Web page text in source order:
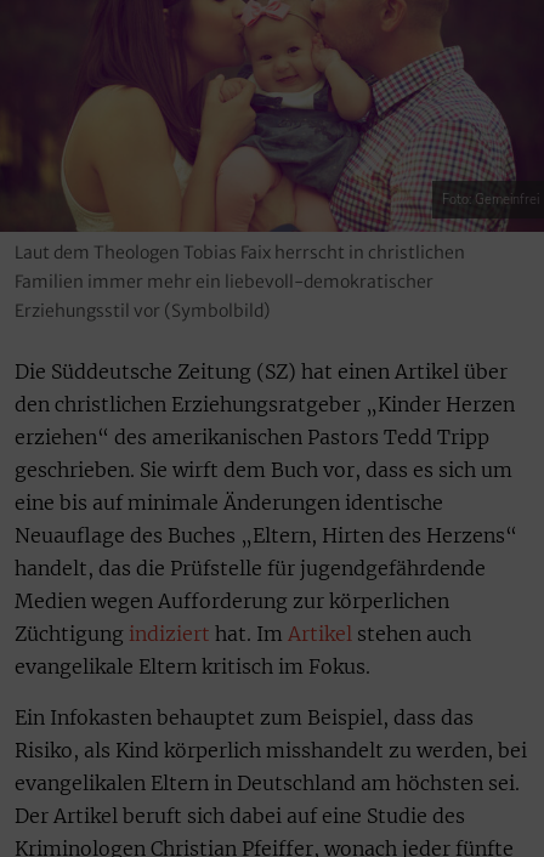
Foto: Gemeinfrei
Laut dem Theologen Tobias Faix herrscht in christlichen
Familien immer mehr ein liebevoll-demokratischer
Erziehungsstil vor (Symbolbild)
Die Süddeutsche Zeitung (SZ) hat einen Artikel über
den christlichen Erziehungsratgeber „Kinder Herzen
erziehen“ des amerikanischen Pastors Tedd Tripp
geschrieben. Sie wirft dem Buch vor, dass es sich um
eine bis auf minimale Änderungen identische
Neuauflage des Buches „Eltern, Hirten des Herzens“
handelt, das die Prüfstelle für jugendgefährdende
Medien wegen Aufforderung zur körperlichen
Züchtigung indiziert hat. Im Artikel stehen auch
evangelikale Eltern kritisch im Fokus.
Ein Infokasten behauptet zum Beispiel, dass das
Risiko, als Kind körperlich misshandelt zu werden, bei
evangelikalen Eltern in Deutschland am höchsten sei.
Der Artikel beruft sich dabei auf eine Studie des
Kriminologen Christian Pfeiffer, wonach jeder fünfte